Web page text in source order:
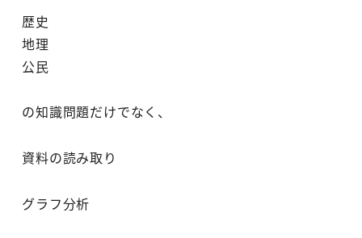
歴史
地理
公民
の知識問題だけでなく、
資料の読み取り
グラフ分析